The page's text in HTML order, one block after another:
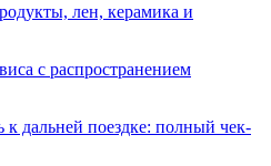
лен, керамика и
с распространением
к дальней поездке: полный чек-